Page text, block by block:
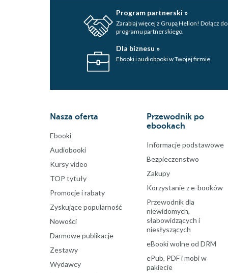
Program partnerski »
Zarabiaj więcej z Grupą Helion! Dołącz do
programu partnerskiego.
Dla biznesu »
Ebooki i audiobooki w Twojej firmie.
Nasza oferta
Ebooki
Audiobooki
Kursy video
TOP tytuły
Promocje i rabaty
Zyskujące popularność
Nowości
Darmowe publikacje
Zestawy
Wydawcy
Przewodnik po
ebookach
Informacje podstawowe
Bezpieczenstwo
Zakupy
Korzystanie z e-booków
Przewodnik dla
niewidomych,
słabowidzących i
niesłyszących
eBooki wolne od DRM
ePub, PDF i mobi w
pakiecie